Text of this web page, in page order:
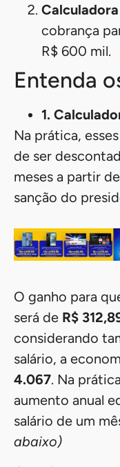
cobrança
R$ 600 mil.
Entenda
1.
Na prática,
de ser
meses a partir
sanção do
O ganho para
será de R$
considerando
salário, a
4.067. Na
aumento anual
salário de um
abaixo)